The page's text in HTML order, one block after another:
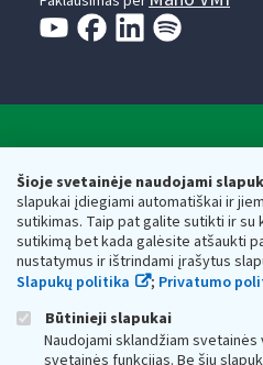
Šioje svetainėje naudojami
slapukai įdiegiami automatiškai ir
sutikimas. Taip pat galite sutikti ir su
sutikimą bet kada galėsite atšaukti
nustatymus ir ištrindami įrašytus
Slapukų politika
; Privatumo
Būtinieji slapukai
Naudojami sklandžiam
svetainės funkcijas. Be šių
Respublikos finansų
Biudžetinė įstaiga. Juridinio asmens
adresas: Vasario 16-osios g. 14,
vmi@vmi.lt, E. pristatymo dėžutės
Duomenys apie Valstybinę mokesčių
Respublikos finansų ministerijos